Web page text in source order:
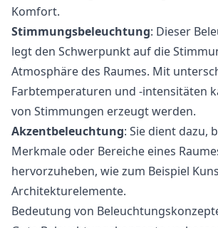
Komfort.
Stimmungsbeleuchtung: Dieser
legt den Schwerpunkt auf die
Atmosphäre des Raumes. Mit
Farbtemperaturen und -intensitäten
von Stimmungen erzeugt werden.
Akzentbeleuchtung: Sie dient dazu,
Merkmale oder Bereiche eines
hervorzuheben, wie zum Beispiel
Architekturelemente.
Bedeutung von